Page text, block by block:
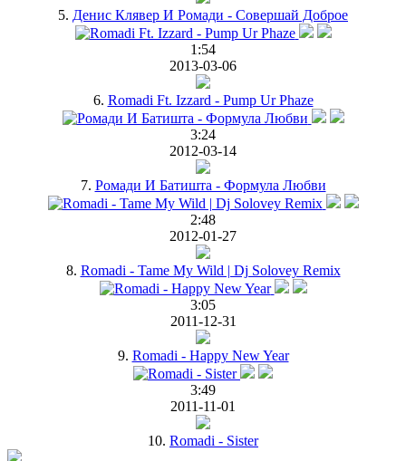
5. Денис Клявер И Ромади - Совершай Доброе
1:54
2013-03-06
6. Romadi Ft. Izzard - Pump Ur Phaze
3:24
2012-03-14
7. Ромади И Батишта - Формула Любви
2:48
2012-01-27
8. Romadi - Tame My Wild | Dj Solovey Remix
3:05
2011-12-31
9. Romadi - Happy New Year
3:49
2011-11-01
10. Romadi - Sister